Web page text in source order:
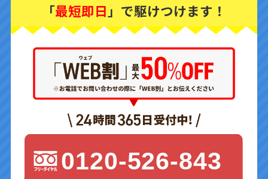
「最短即日 」で駆けつけます！
0120-526-843